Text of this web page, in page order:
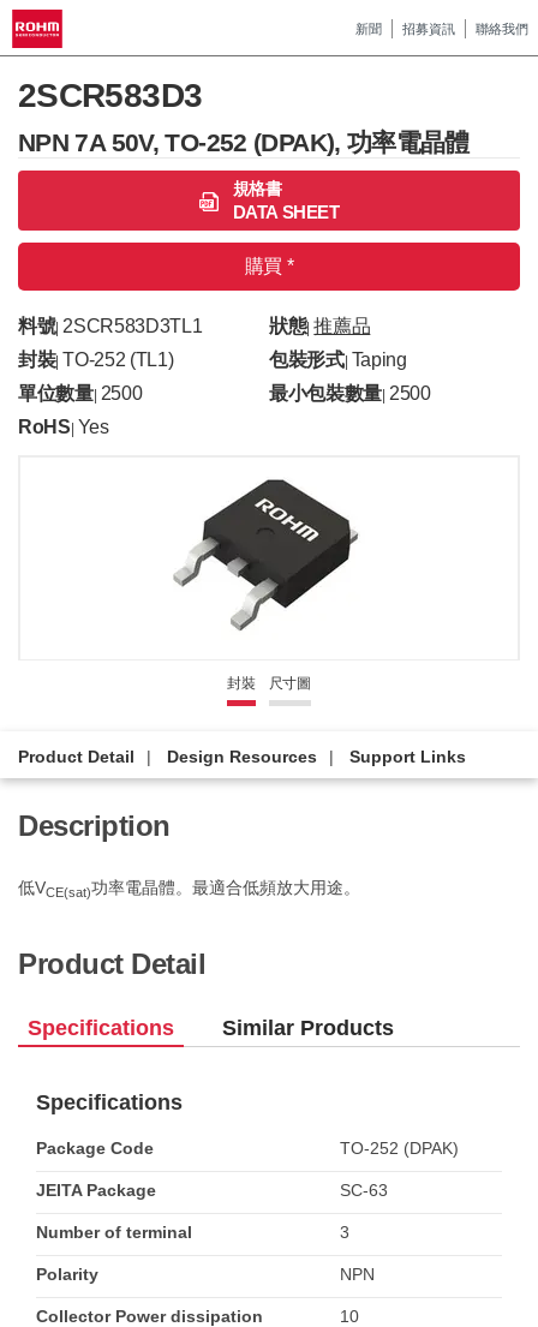
新聞 招募資訊 聯絡我們
2SCR583D3
NPN 7A 50V, TO-252 (DPAK), 功率電晶體
規格書
DATA SHEET
購買 *
料號|2SCR583D3TL1 狀態|推薦品
封裝| TO-252 (TL1) 包裝形式| Taping
單位數量| 2500 最小包裝數量 |2500
RoHS Yes
封裝 尺寸圖
Product Detail Design Resources Support Links
Description
低VCE(sat)功率電晶體。最適合低頻放大用途。
Product Detail
Specifications Similar Products
Specifications
Package Code TO-252 (DPAK)
JEITA Package SC-63
Number of terminal 3
Polarity NPN
Collector Power dissipation
10